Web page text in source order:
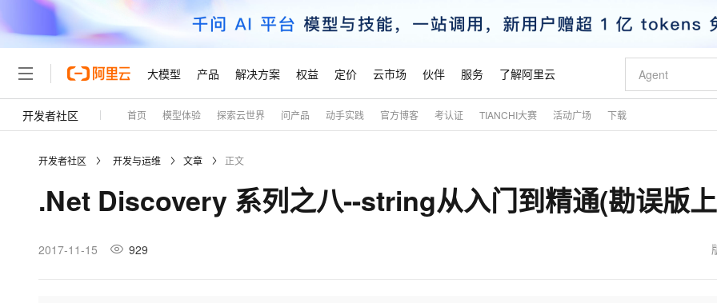
大模型 产品 解决方案 权益 定价 云市场 伙伴 服务 了解阿里云
开发者社区 首页 模型体验 探索云世界 问产品 动手实践 官方博客 考认证 TIANCHI大赛 活动广场 下载
开发者社区 开发与运维 文章 正文
.Net Discovery 系列之八--string从入门到精通(勘误版
2017-11-15 929
大模型
产品 精选产品
大模型服务平台百炼
大模型服务与应用平台 提供智能易用的域名与建站服务 安全可靠、
解决方案 精选解决方案
千问办公，解锁你的工作新方式
企业级Agent产品，直接交付可用成果 上传文档即自动完成翻译和格式还原
GLM-5.2：长任务时代开源旗舰模型
权益 普惠上云
普惠上云 官方力荐
云服务器38元/年起，超值低价云产品抢先购
AI 特惠
至高享 1亿+免费 tokens，加速 Al 应用落地
AI 场景体
智能编程，一
定价 产品定价
了解云产品的定价详情
云上成本管理
价格计算器
价格优势
配置报价
云市场 精选商城
多端小程序
数据与 API
手机三要素
基础软件
宝塔 Linux
伙伴 成为销售伙伴
分销伙伴
咨询伙伴
成为产品伙伴
产品生态伙伴
产品伙伴
弹性计算合
数据库合作
服务 售前咨询
在线服务
售后服务
企业增值服务
专家技术服务
阿里云认证
全部认证
了解阿里云 为什么选择阿里云
技术领先
最佳实践
云上奥运之旅
市场活动
阿里云中企